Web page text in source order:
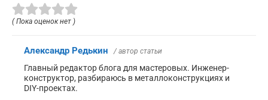
( Пока оценок нет )
Александр Редькин / автор статьи
Главный редактор блога для мастеровых. Инженер-
конструктор, разбираюсь в металлоконструкциях и
DIY-проектах.